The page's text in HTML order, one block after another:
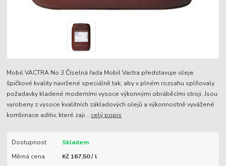
Mobil VACTRA No 3 Číselná řada Mobil Vactra představuje oleje
špičkové kvality navržené speciálně tak, aby v plném rozsahu splňovaly
požadavky kladené moderními vysoce výkonnými obráběcími stroji. Jsou
vyrobeny z vysoce kvalitních základových olejů a výkonnostně vyvážené
kombinace aditiv, které zaji... celý popis
Dostupnost
Skladem
Měrná cena
Kč 167,50 / l